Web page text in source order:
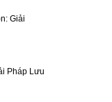
Giải
Pháp Lưu